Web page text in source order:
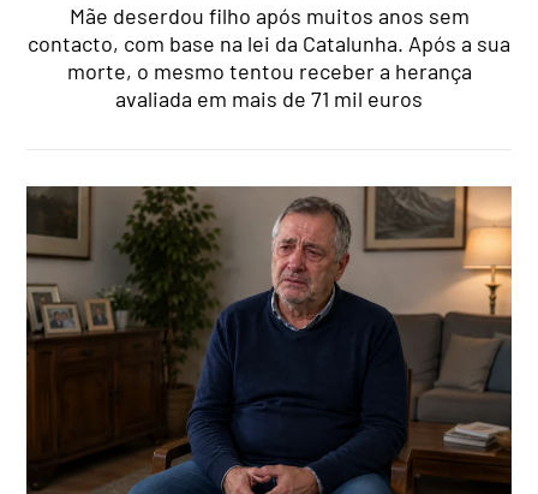
Mãe deserdou filho após muitos anos sem
contacto, com base na lei da Catalunha. Após a sua
morte, o mesmo tentou receber a herança
avaliada em mais de 71 mil euros